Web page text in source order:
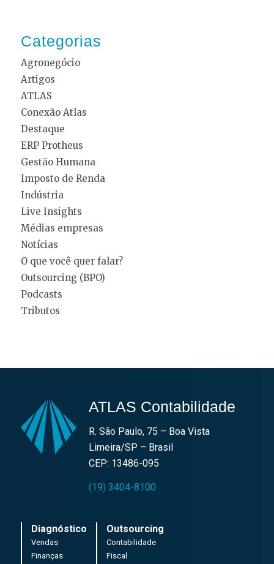
Categorias
Agronegócio
Artigos
ATLAS
Conexão Atlas
Destaque
ERP Protheus
Gestão Humana
Imposto de Renda
Indústria
Live Insights
Médias empresas
Notícias
O que você quer falar?
Outsourcing (BPO)
Podcasts
Tributos
ATLAS Contabilidade
R. São Paulo, 75 – Boa Vista
Limeira/SP – Brasil
CEP: 13486-095
(19) 3404-8100
Diagnóstico
Vendas
Finanças
Outsourcing
Contabilidade
Fiscal